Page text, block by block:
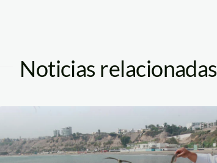
Noticias relacionadas